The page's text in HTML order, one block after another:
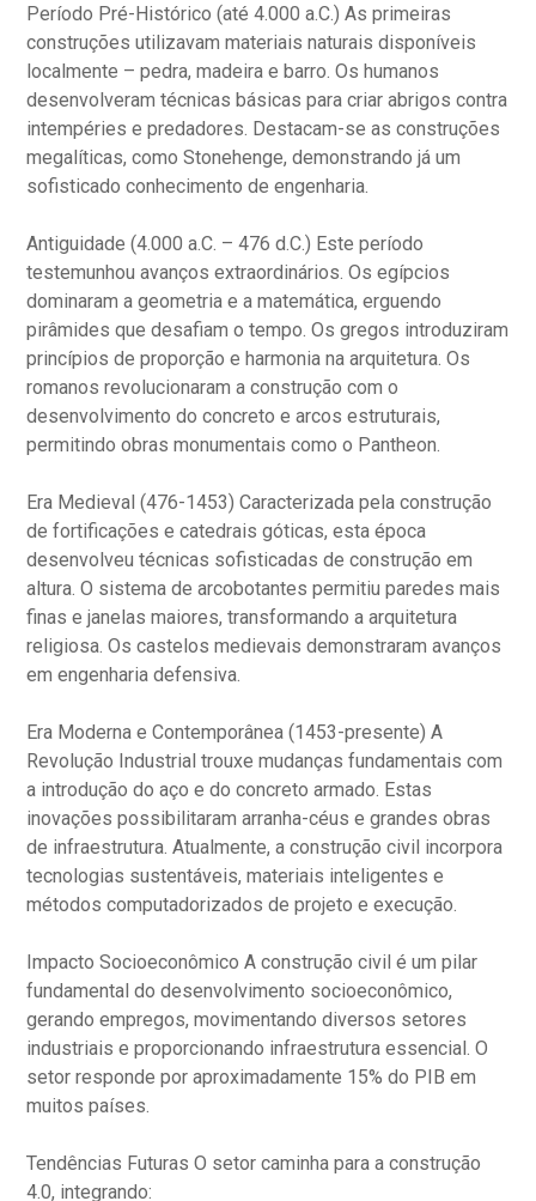
Período Pré-Histórico (até 4.000 a.C.) As primeiras
construções utilizavam materiais naturais disponíveis
localmente – pedra, madeira e barro. Os humanos
desenvolveram técnicas básicas para criar abrigos contra
intempéries e predadores. Destacam-se as construções
megalíticas, como Stonehenge, demonstrando já um
sofisticado conhecimento de engenharia.
Antiguidade (4.000 a.C. – 476 d.C.) Este período
testemunhou avanços extraordinários. Os egípcios
dominaram a geometria e a matemática, erguendo
pirâmides que desafiam o tempo. Os gregos introduziram
princípios de proporção e harmonia na arquitetura. Os
romanos revolucionaram a construção com o
desenvolvimento do concreto e arcos estruturais,
permitindo obras monumentais como o Pantheon.
Era Medieval (476-1453) Caracterizada pela construção
de fortificações e catedrais góticas, esta época
desenvolveu técnicas sofisticadas de construção em
altura. O sistema de arcobotantes permitiu paredes mais
finas e janelas maiores, transformando a arquitetura
religiosa. Os castelos medievais demonstraram avanços
em engenharia defensiva.
Era Moderna e Contemporânea (1453-presente) A
Revolução Industrial trouxe mudanças fundamentais com
a introdução do aço e do concreto armado. Estas
inovações possibilitaram arranha-céus e grandes obras
de infraestrutura. Atualmente, a construção civil incorpora
tecnologias sustentáveis, materiais inteligentes e
métodos computadorizados de projeto e execução.
Impacto Socioeconômico A construção civil é um pilar
fundamental do desenvolvimento socioeconômico,
gerando empregos, movimentando diversos setores
industriais e proporcionando infraestrutura essencial. O
setor responde por aproximadamente 15% do PIB em
muitos países.
Tendências Futuras O setor caminha para a construção
4.0, integrando: